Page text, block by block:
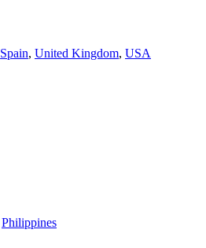
Spain, United Kingdom, USA
Philippines